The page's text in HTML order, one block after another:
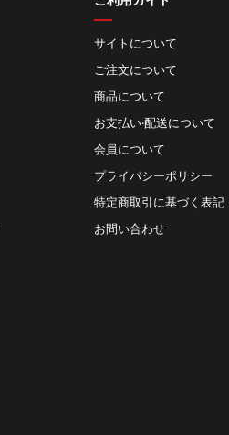
サイトについて
ご注⽂について
商品について
お⽀払い‧配送について
会員について
プライバシーポリシー
特定商取引に基づく表記
お問い合わせ